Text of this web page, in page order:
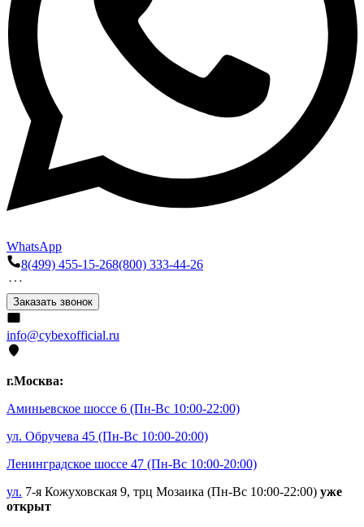
WhatsApp
8(499) 455-15-268(800) 333-44-26
Заказать звонок
info@cybexofficial.ru
г.Москва:
Аминьевское шоссе 6 (Пн-Вс 10:00-22:00)
ул. Обручева 45 (Пн-Вс 10:00-20:00)
Ленинградское шоссе 47 (Пн-Вс 10:00-20:00)
ул. 7-я Кожуховская 9, трц Мозаика (Пн-Вс 10:00-22:00) уже
открыт